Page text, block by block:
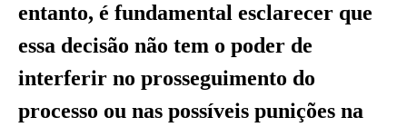
entanto, é fundamental esclarecer que
essa decisão não tem o poder de
interferir no prosseguimento do
processo ou nas possíveis punições na